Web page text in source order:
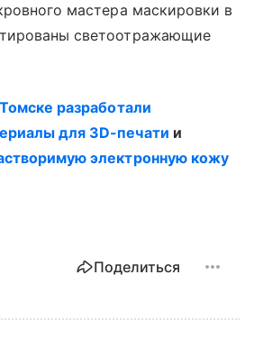
мастера маскировки в
светоотражающие
разработали
для 3D-печати и
электронную кожу
Поделиться